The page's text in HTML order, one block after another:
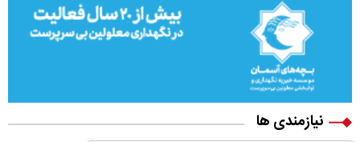
نیازمندی ها